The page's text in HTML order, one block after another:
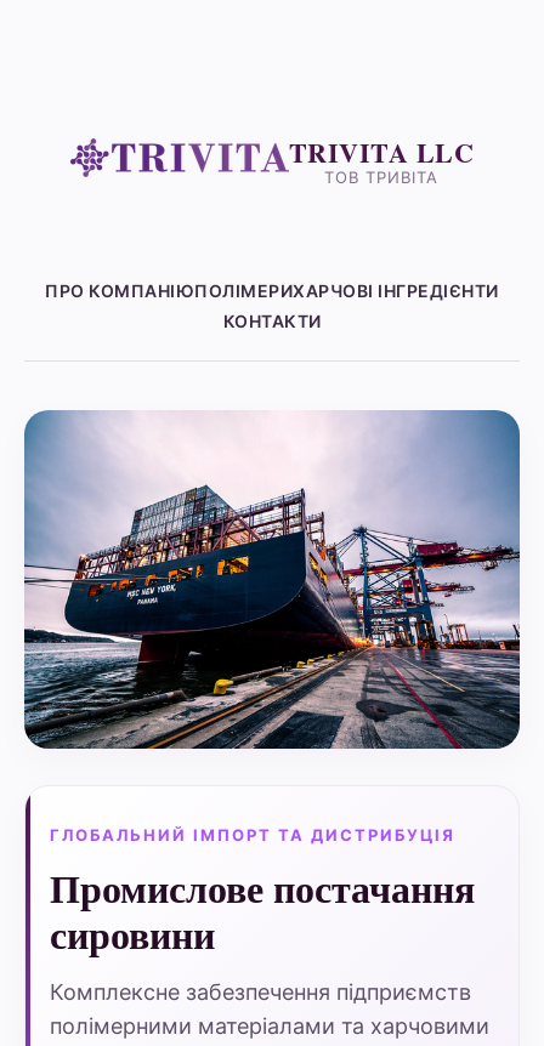
TRIVITA LLC
ТОВ ТРИВІТА
ПРО КОМПАНІЮПОЛІМЕРИХАРЧОВІ ІНГРЕДІЄНТИ
КОНТАКТИ
ГЛОБАЛЬНИЙ ІМПОРТ ТА ДИСТРИБУЦІЯ
Промислове постачання
сировини
Комплексне забезпечення підприємств
полімерними матеріалами та харчовими